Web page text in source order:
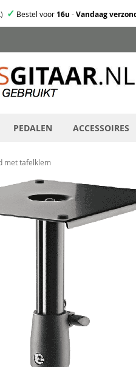
✓ Bestel voor16u -Vandaag
PEDALEN ACCESSOIRES
met tafelklem